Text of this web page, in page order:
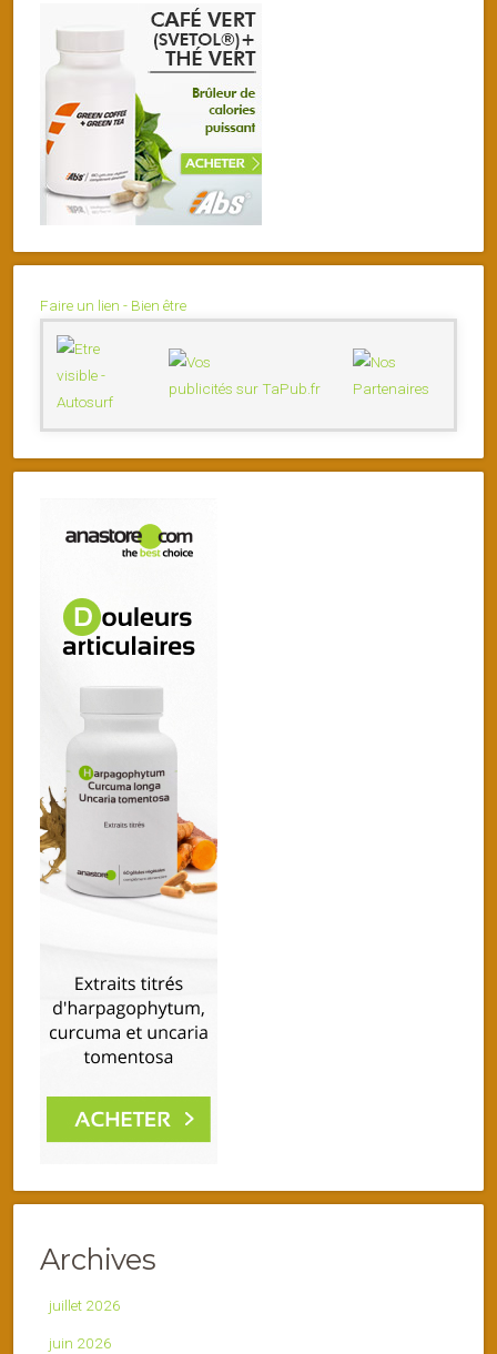
Faire un lien - Bien être
Archives
juillet 2026
juin 2026